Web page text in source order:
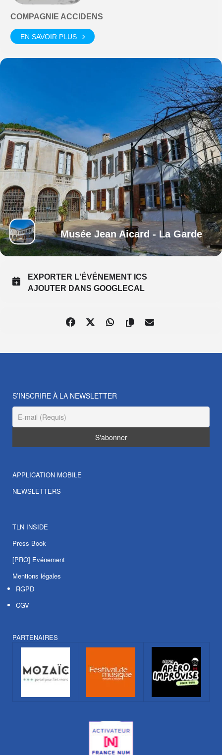
COMPAGNIE ACCIDENS
EN SAVOIR PLUS
Musée Jean Aicard - La Garde
EXPORTER L'ÉVÉNEMENT ICS
AJOUTER DANS GOOGLECAL
S’INSCRIRE À LA NEWSLETTER
APPLICATION MOBILE
NEWSLETTERS
TLN INSIDE
Press Book
[PRO] Evénement
Mentions légales
RGPD
CGV
PARTENAIRES